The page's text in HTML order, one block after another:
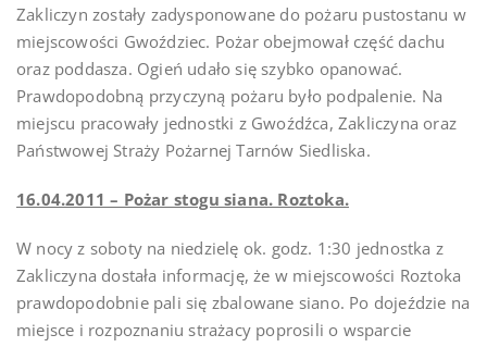
Zakliczyn zostały zadysponowane do pożaru pustostanu w
miejscowości Gwoździec. Pożar obejmował część dachu
oraz poddasza. Ogień udało się szybko opanować.
Prawdopodobną przyczyną pożaru było podpalenie. Na
miejscu pracowały jednostki z Gwoźdźca, Zakliczyna oraz
Państwowej Straży Pożarnej Tarnów Siedliska.
16.04.2011 – Pożar stogu siana. Roztoka.
W nocy z soboty na niedzielę ok. godz. 1:30 jednostka z
Zakliczyna dostała informację, że w miejscowości Roztoka
prawdopodobnie pali się zbalowane siano. Po dojeździe na
miejsce i rozpoznaniu strażacy poprosili o wsparcie